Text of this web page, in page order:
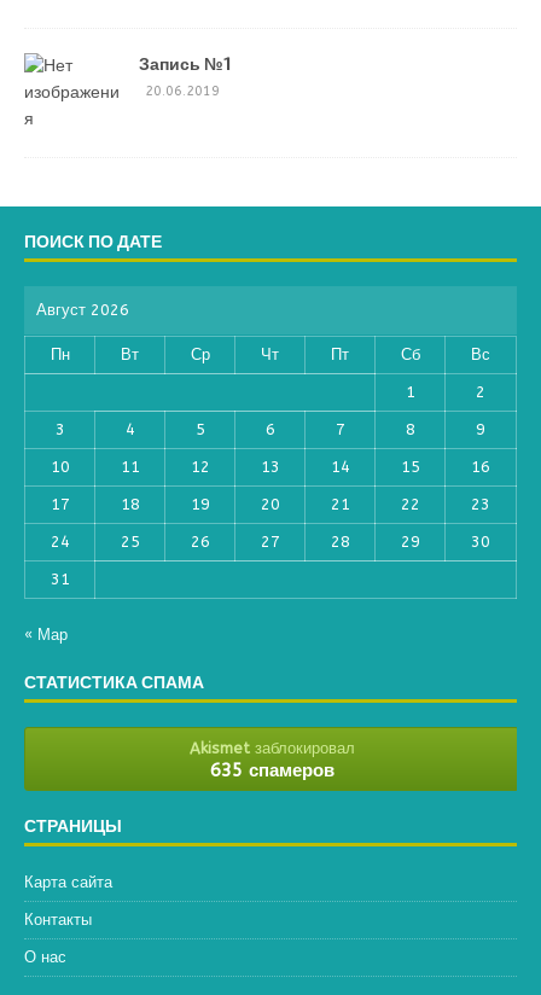
Запись №1
20.06.2019
ПОИСК ПО ДАТЕ
Август 2026
Пн Вт Ср Чт Пт Сб Вс
1 2
3 4 5 6 7 8 9
10 11 12 13 14 15 16
17 18 19 20 21 22 23
24 25 26 27 28 29 30
31
« Мар
СТАТИСТИКА СПАМА
Akismetзаблокировал
635 спамеров
СТРАНИЦЫ
Карта сайта
Контакты
О нас